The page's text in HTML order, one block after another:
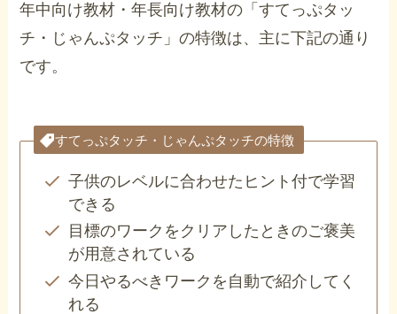
年中向け教材・年長向け教材の「すてっぷタッ
チ・じゃんぷタッチ」の特徴は、主に下記の通り
です。
すてっぷタッチ・じゃんぷタッチの特徴
子供のレベルに合わせたヒント付で学習
できる
目標のワークをクリアしたときのご褒美
が用意されている
今日やるべきワークを自動で紹介してく
れる